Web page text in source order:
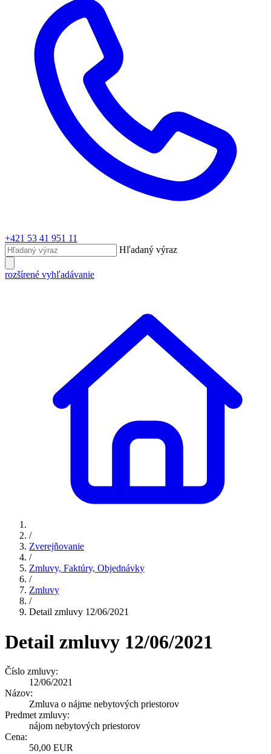
+421 53 41 951 11
Hľadaný výraz
rozšírené vyhľadávanie
/
Zverejňovanie
/
Zmluvy, Faktúry, Objednávky
/
Zmluvy
/
Detail zmluvy 12/06/2021
Detail zmluvy 12/06/2021
Číslo zmluvy:
12/06/2021
Názov:
Zmluva o nájme nebytových priestorov
Predmet zmluvy:
nájom nebytových priestorov
Cena:
50,00 EUR